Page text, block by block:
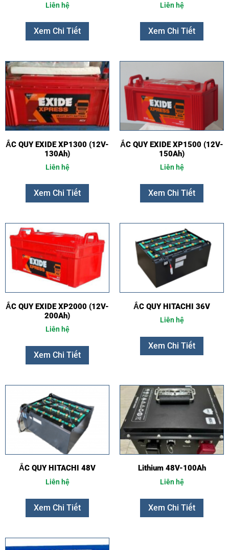
Liên hệ
Xem Chi Tiết
Liên hệ
Xem Chi Tiết
ẮC QUY EXIDE XP1300 (12V-
130Ah)
Liên hệ
Xem Chi Tiết
ẮC QUY EXIDE XP1500 (12V-
150Ah)
Liên hệ
Xem Chi Tiết
ẮC QUY EXIDE XP2000 (12V-
200Ah)
Liên hệ
Xem Chi Tiết
ẮC QUY HITACHI 36V
Liên hệ
Xem Chi Tiết
ẮC QUY HITACHI 48V
Liên hệ
Xem Chi Tiết
Lithium 48V-100Ah
Liên hệ
Xem Chi Tiết